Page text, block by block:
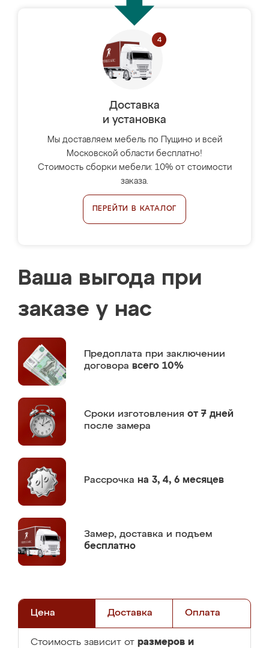
Доставка
и установка
Мы доставляем мебель по Пущино и всей
Московской области бесплатно!
Стоимость сборки мебели: 10% от стоимости
заказа.
ПЕРЕЙТИ В КАТАЛОГ
Ваша выгода при
заказе у нас
Предоплата при заключении
договора всего 10%
Сроки изготовления от 7 дней
после замера
Рассрочка на 3, 4, 6 месяцев
Замер, доставка и подъем
бесплатно
Цена Доставка Оплата
Стоимость зависит от размеров и